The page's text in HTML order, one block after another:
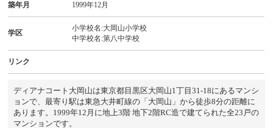
築年月 1999年12月
学区
小学校名:大岡山小学校
中学校名:第八中学校
リンク
ディアナコート大岡山は東京都目黒区大岡山1丁目31-18にあるマンシ
ョンで、最寄り駅は東急大井町線の「大岡山」から徒歩8分の距離に
あります。1999年12月に地上3階 地下2階RC造で建てられた全23戸の
マンションです。